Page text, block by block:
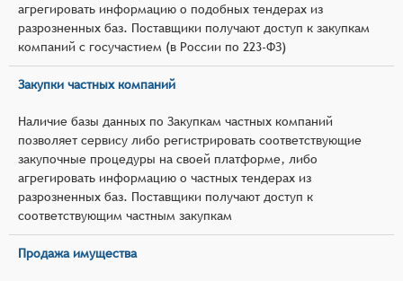
агрегировать информацию о подобных тендерах из
разрозненных баз. Поставщики получают доступ к закупкам
компаний с госучастием (в России по 223-ФЗ)
Закупки частных компаний
Наличие базы данных по Закупкам частных компаний
позволяет сервису либо регистрировать соответствующие
закупочные процедуры на своей платформе, либо
агрегировать информацию о частных тендерах из
разрозненных баз. Поставщики получают доступ к
соответствующим частным закупкам
Продажа имущества